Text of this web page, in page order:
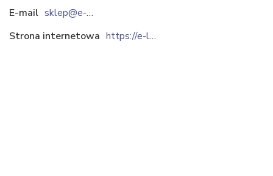
E-mail
sklep@e-listwy.pl
Strona internetowa
https://e-listwy.pl